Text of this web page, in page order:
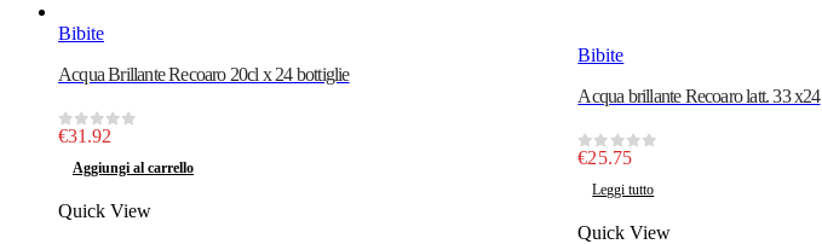
Bibite
Acqua Brillante Recoaro 20cl x 24 bottiglie
0out of 5
€31.92
Aggiungi al carrello
Quick View
Bibite
Acqua brillante Recoaro latt. 33 x24
0out of 5
€25.75
Leggi tutto
Quick View